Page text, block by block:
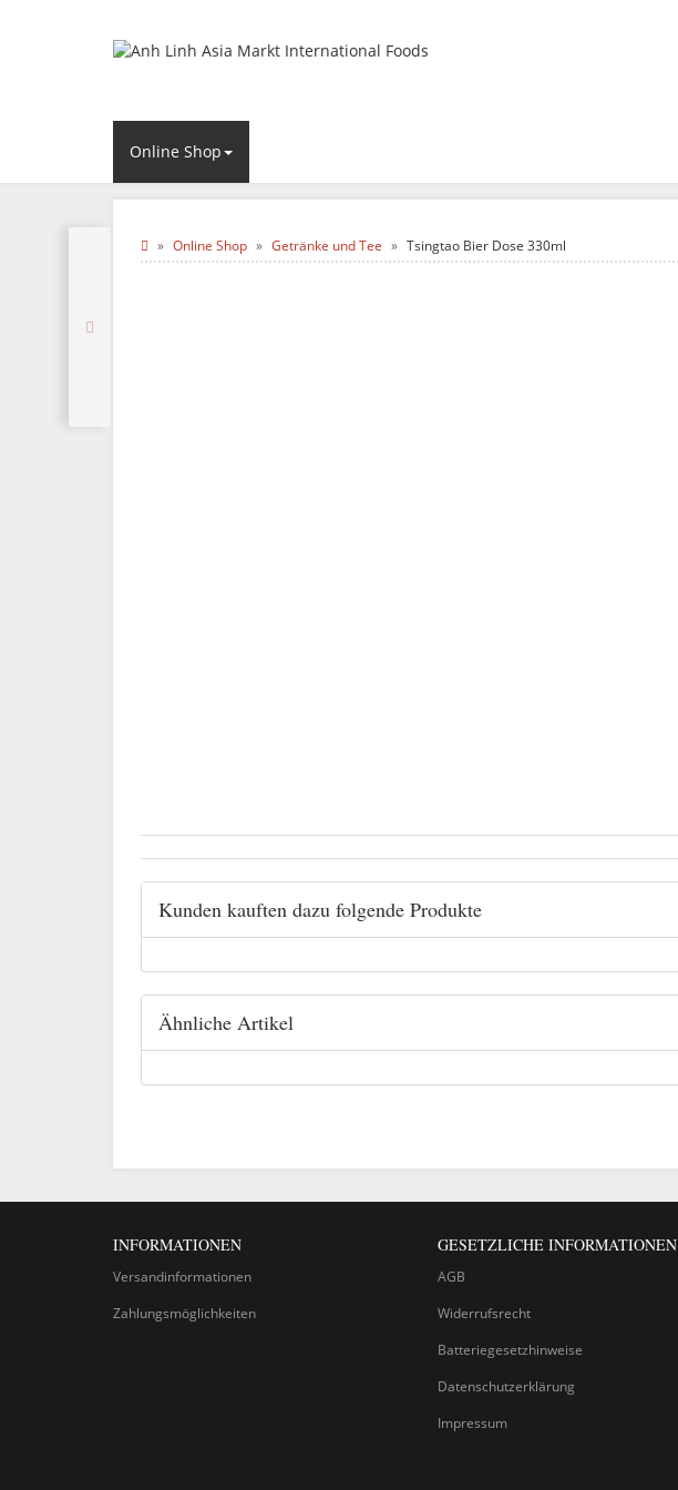
Online Shop
Online Shop Getränke und Tee Tsingtao Bier Dose 330ml
Kunden kauften dazu folgende Produkte
Ähnliche Artikel
INFORMATIONEN
Versandinformationen
Zahlungsmöglichkeiten
GESETZLICHE INFORMATIONEN
AGB
Widerrufsrecht
Batteriegesetzhinweise
Datenschutzerklärung
Impressum